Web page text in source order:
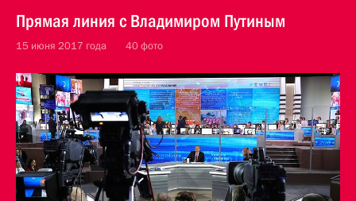
Прямая линия с Владимиром Путиным
15 июня 2017 года 40 фото